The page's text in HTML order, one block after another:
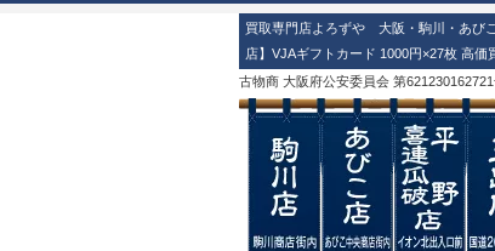
買取専門店よろずや 大阪・駒川・あび
店】VJAギフトカード 1000円×27枚 高価
古物商 大阪府公安委員会 第